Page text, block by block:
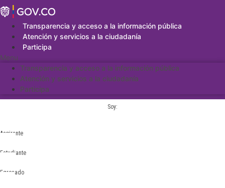
Saltar
al
contenidoTransparencia y acceso a la información pública
Atención y servicios a la ciudadanía
Participa
Menu
Transparencia y acceso a la información pública
Atención y servicios a la ciudadanía
Participa
Soy:
Aspirante
Estudiante
Egresado